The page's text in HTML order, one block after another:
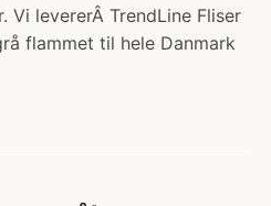
Vi levererÂ TrendLine Fliser
flammet til hele Danmark